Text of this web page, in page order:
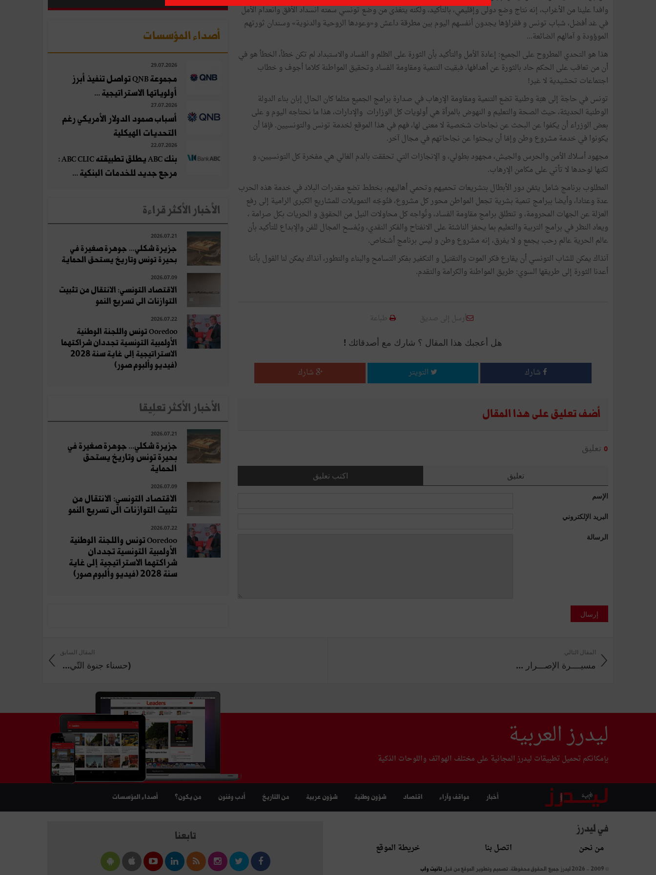
وافدا علينا من الأغراب، إنه نتاج وضع دولى وإقليمي، بالتأكيد، ولكنه يتغذى من وضع تونسي سمته انسداد الأفق وانعدام الأمل
في غد أفضل، شباب تونس و فقراؤها يجدون أنفسهم اليوم بين مطرقة داعش و«وعودها الروحية والدنوية» وسندان ثورتهم
الموؤودة و آمالهم الضائعة...
هذا هو التحدي المطروح على الجميع: إعادة الأمل والتأكيد بأن الثورة على الظلم و الفساد والاستبداد لم تكن خطأ، الخطأ هو في
أن من تعاقب على الحكم حاد بالثورة عن أهدافها، فبقيت التنمية ومقاومة الفساد وتحقيق المواطنة كلاما أجوف و خطاب
اجتماعات تحشيدية لا غير!
تونس في حاجة إلى هبّة وطنية تضع التنمية ومقاومة الإرهاب في صدارة برامج الجميع مثلما كان الحال إبان بناء الدولة
الوطنية الحديثة، حيث الصحة والتعليم و النهوض بالمرأة هي أولويات كل الوزارات والإدارات، هذا ما نحتاجه اليوم و على
بعض الوزراء أن يكفوا عن البحث عن نجاحات شخصية لا معنى لها، فهم في هذا الموقع لخدمة تونس والتونسيين. فإمّا أن
يكونوا في خدمة مشروع وطن وإمّا أن يبحثوا عن نجاحاتهم في مجال آخر.
مجهود أسلاك الأمن والحرس والجيش، مجهود بطولي، و الإنجازات التي تحققت بالدم الغالي هي مفخرة كل التونسيين، و
لكنها لوحدها لا تأتي على مكامن الإرهاب.
المطلوب برنامج شامل يثمّن دور الأبطال بتشريعات تحميهم وتحمي أهاليهم، بخطط تضع مقدرات البلاد في خدمة هذه الحرب
عدة وعتادا، وأيضا ببرامج تنمية بشرية تجعل المواطن محور كل مشروع، فتُوجّه التمويلات للمشاريع الكبرى الرامية إلى رفع
العزلة عن الجهات المحرومة، و تنطلق برامج مقاومة الفساد، وتُواجه كل محاولات النيل من الحقوق و الحريات بكل صرامة ،
ويعاد النظر في برامج التربية والتعليم بما يحفز الناشئة على الانفتاح والفكر النقدي، ويُفسح المجال للفن والإبداع للتأكيد بأن
عالم الحرية عالم رحب يجمع و لا يفرق، إنه مشروع وطن و ليس برنامج أشخاص.
آنذاك يمكن للشاب التونسي أن يقارع فكر الموت والتقتيل و التكفير بفكر التسامح والبناء والتطور، آنذاك يمكن لنا القول بأننا
أعدنا الثورة إلى طريقها السوي: طريق المواطنة والكرامة والتقدم.
أرسل إلى صديق طباعة
هل أعجبك هذا المقال ؟ شارك مع أصدقائك !
شارك التويتر شارك
أضف تعليق على هذا المقال
0 تعليق
اكتب تعليق تعليق
الإسم
البريد الإلكتروني
الرسالة
إرسال
أصداء المؤسسات
29.07.2026
مجموعة QNB تواصل تنفيذ أبرز
أولوياتها الاستراتيجية ...
27.07.2026
أسباب صمود الدولار الأمريكي رغم
التحديات الهيكلية
22.07.2026
بنك ABC يطلق تطبيقته ABC CLIC :
مرجع جديد للخدمات البنكية ...
الأخبار الأكثر قراءة
2026.07.21
جزيرة شكلي... جوهرة صغيرة في
بحيرة تونس وتاريخ يستحق الحماية
2026.07.09
الاقتصاد التونسي: الانتقال من تثبيت
التوازنات الى تسريع النمو
2026.07.22
Ooredoo تونس واللجنة الوطنية
الأولمبية التونسية تجددان شراكتهما
الاستراتيجية إلى غاية سنة 2028
(فيديو وألبوم صور)
الأخبار الأكثر تعلِيقا
2026.07.21
جزيرة شكلي... جوهرة صغيرة في
بحيرة تونس وتاريخ يستحق
الحماية
2026.07.09
الاقتصاد التونسي: الانتقال من
تثبيت التوازنات الى تسريع النمو
2026.07.22
Ooredoo تونس واللجنة الوطنية
الأولمبية التونسية تجددان
شراكتهما الاستراتيجية إلى غاية
سنة 2028 (فيديو وألبوم صور)
المقال السابق
(حسناء‭ ‬جنوة‭ ‬التّي‭ ...
المقال التالي
مسيــــرة الإصـــرار ...
ليدرز العربية
بإمكانكم تحميل تطبيقات ليدرز المجانية على مختلف الهواتف واللوحات الذكية
أخبار مواقف وآراء اقتصاد شؤون وطنية شؤون عربية من التاريخ أدب وفنون من يكون؟ أصداء المؤسسات
في ليدرز
من نحن اتصل بنا خريطة الموقع
© 2009 - 2026 ليدرز جميع الحقوق محفوظة. تصميم وتطوير الموقع من قبل تانيت واب
تابعنا